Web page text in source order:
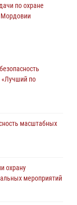
по охране
Мордовии
«Лучший по
масштабных
охрану
мероприятий